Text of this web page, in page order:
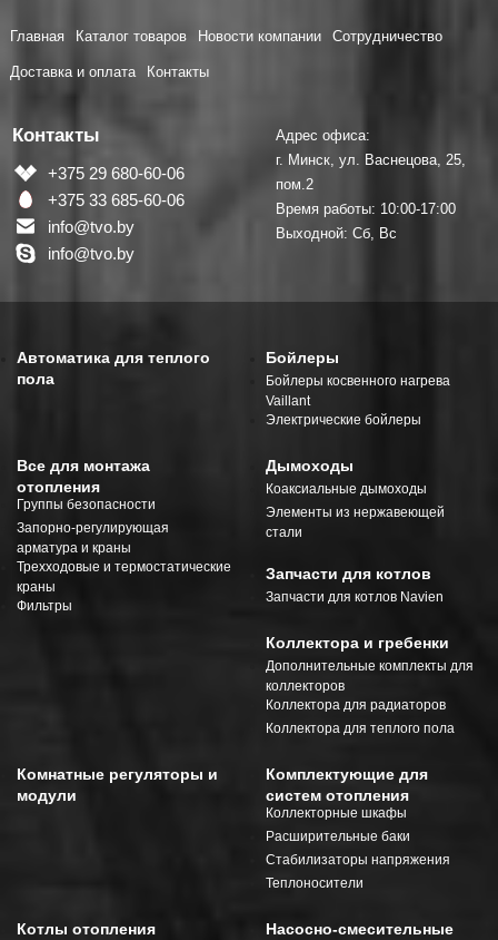
Главная Каталог товаров Новости компании Сотрудничество
Доставка и оплата Контакты
Контакты
+375 29 680-60-06
+375 33 685-60-06
info@tvo.by
info@tvo.by
Адрес офиса:
г. Минск, ул. Васнецова, 25,
пом.2
Время работы: 10:00-17:00
Выходной: Сб, Вс
Автоматика для теплого
пола
Бойлеры
Бойлеры косвенного нагрева
Vaillant
Электрические бойлеры
Все для монтажа
отопления
Группы безопасности
Запорно-регулирующая
арматура и краны
Трехходовые и термостатические
краны
Фильтры
Дымоходы
Коаксиальные дымоходы
Элементы из нержавеющей
стали
Запчасти для котлов
Запчасти для котлов Navien
Коллектора и гребенки
Дополнительные комплекты для
коллекторов
Коллектора для радиаторов
Коллектора для теплого пола
Комнатные регуляторы и
модули
Комплектующие для
систем отопления
Коллекторные шкафы
Расширительные баки
Стабилизаторы напряжения
Теплоносители
Котлы отопления Насосно-смесительные